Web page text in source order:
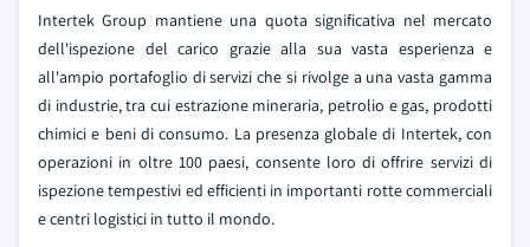
Intertek Group mantiene una quota significativa nel mercato
dell'ispezione del carico grazie alla sua vasta esperienza e
all'ampio portafoglio di servizi che si rivolge a una vasta gamma
di industrie, tra cui estrazione mineraria, petrolio e gas, prodotti
chimici e beni di consumo. La presenza globale di Intertek, con
operazioni in oltre 100 paesi, consente loro di offrire servizi di
ispezione tempestivi ed efficienti in importanti rotte commerciali
e centri logistici in tutto il mondo.